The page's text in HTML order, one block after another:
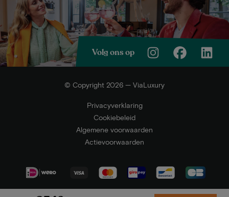
Volg ons op
© Copyright 2026 — ViaLuxury
Privacyverklaring
Cookiebeleid
Algemene voorwaarden
Actievoorwaarden